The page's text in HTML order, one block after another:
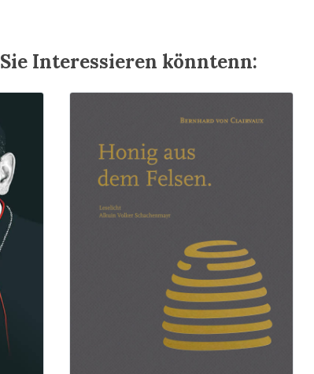
Interessieren könntenn: